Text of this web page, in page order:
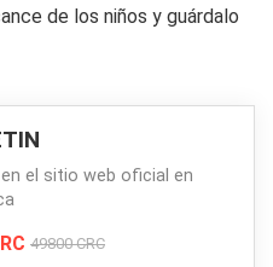
de los niños y guárdalo
el sitio web oficial en
49800 CRC